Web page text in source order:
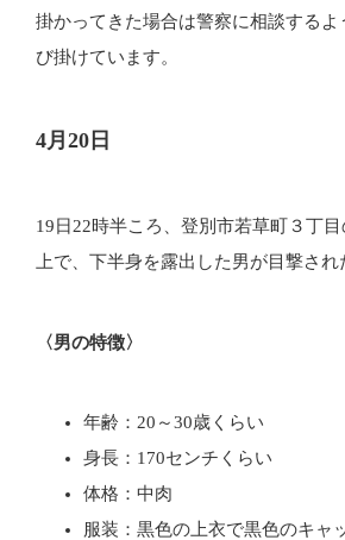
掛かってきた場合は警察に相談するよ
び掛けています。
4月20日
19日22時半ころ、登別市若草町３丁目
上で、下半身を露出した男が目撃され
〈男の特徴〉
年齢：20～30歳くらい
身長：170センチくらい
体格：中肉
服装：黒色の上衣で黒色のキャ